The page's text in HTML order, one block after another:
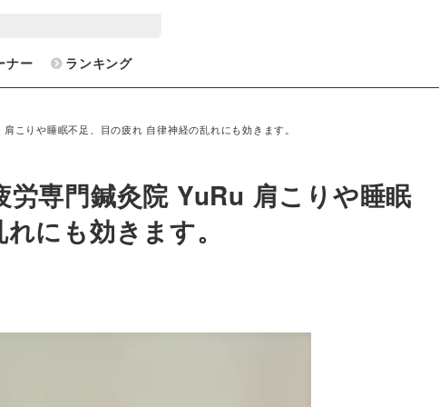
ナー ランキング
こりや睡眠不足、目の疲れ 自律神経の乱れにも効きます。
専門鍼灸院 YuRu 肩こりや睡眠
にも効きます。